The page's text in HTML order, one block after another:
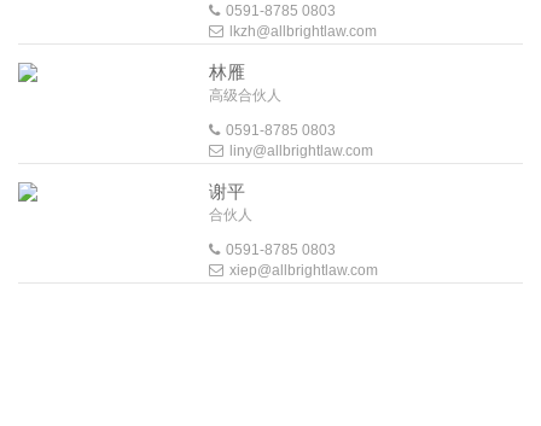
0591-8785 0803
lkzh@allbrightlaw.com
林雁
高级合伙人
0591-8785 0803
liny@allbrightlaw.com
谢平
合伙人
0591-8785 0803
xiep@allbrightlaw.com